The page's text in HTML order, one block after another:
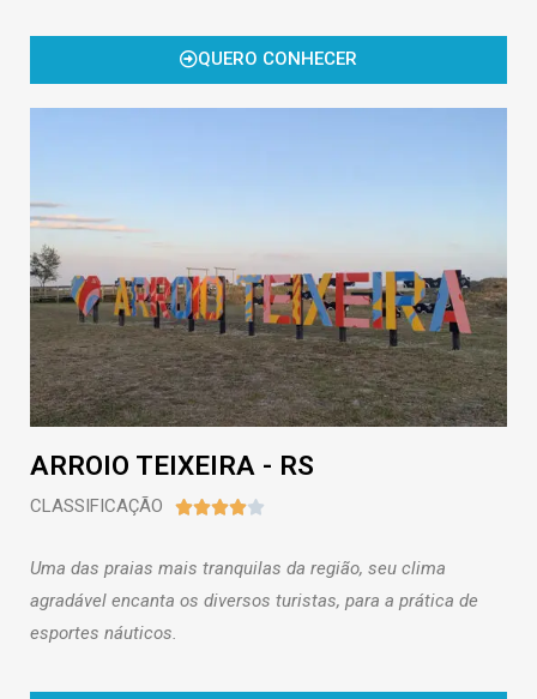
QUERO CONHECER
ARROIO TEIXEIRA - RS
CLASSIFICAÇÃO 
Uma das praias mais tranquilas da região, seu clima
agradável encanta os diversos turistas, para a prática de
esportes náuticos.